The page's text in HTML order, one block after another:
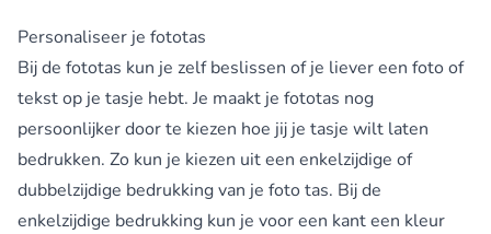
Personaliseer je fototas
Bij de fototas kun je zelf beslissen of je liever een foto of
tekst op je tasje hebt. Je maakt je fototas nog
persoonlijker door te kiezen hoe jij je tasje wilt laten
bedrukken. Zo kun je kiezen uit een enkelzijdige of
dubbelzijdige bedrukking van je foto tas. Bij de
enkelzijdige bedrukking kun je voor een kant een kleur